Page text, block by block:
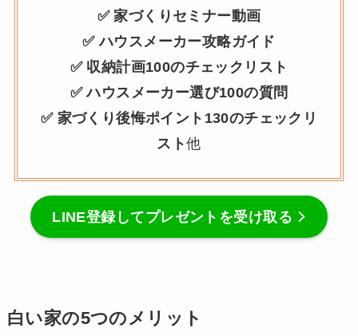
✅ 家づくりセミナー動画
✅ ハウスメーカー攻略ガイド
✅ 収納計画100のチェックリスト
✅ ハウスメーカー選び100の質問
✅ 家づくり後悔ポイント130のチェックリ
スト他
LINE登録してプレゼントを受け取る
白い家の5つのメリット